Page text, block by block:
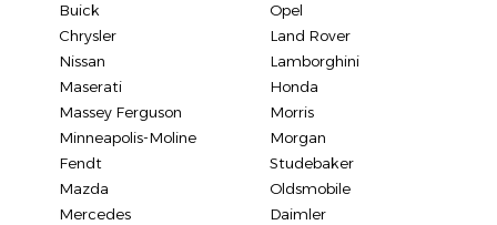
Buick
Opel
Chrysler
Land Rover
Nissan
Lamborghini
Maserati
Honda
Massey Ferguson
Morris
Minneapolis-Moline
Morgan
Fendt
Studebaker
Mazda
Oldsmobile
Mercedes
Daimler